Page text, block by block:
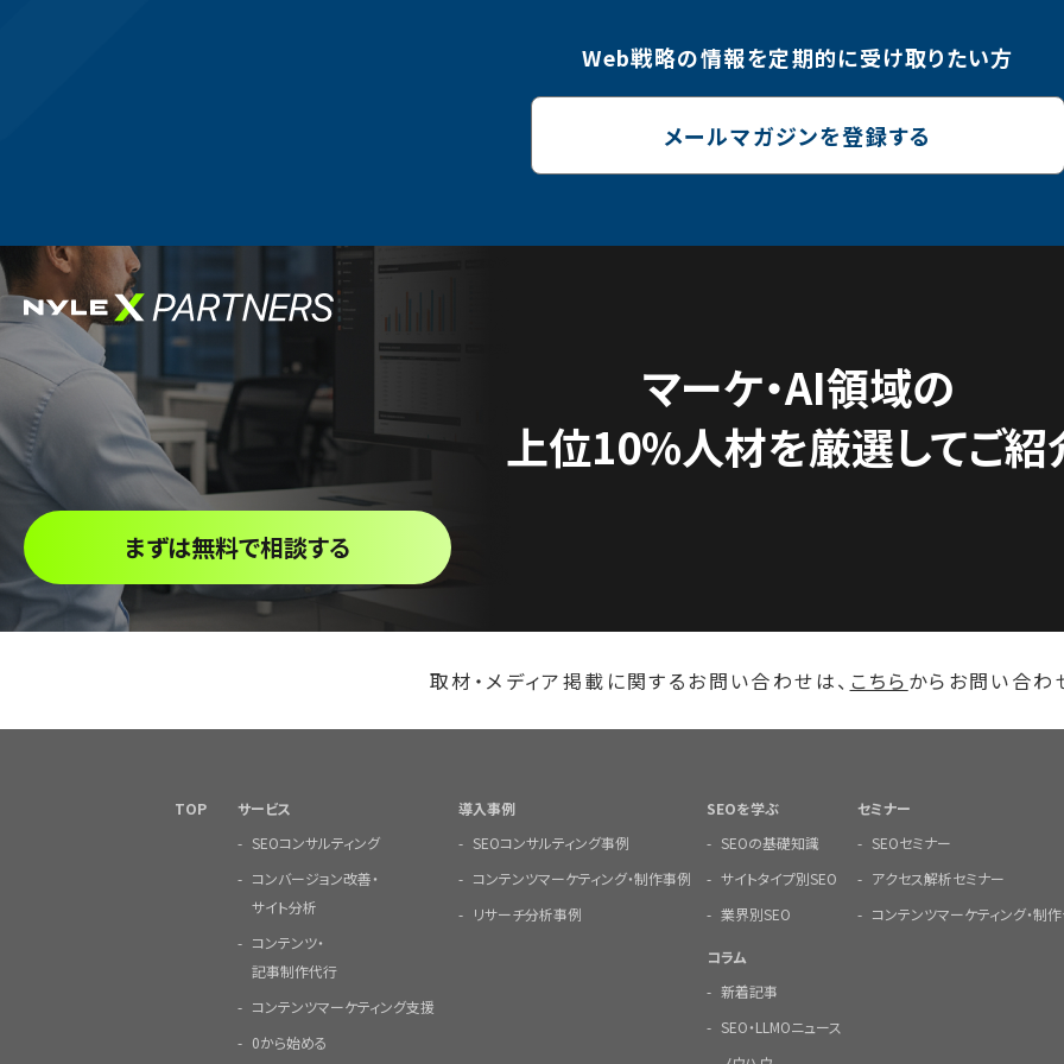
Web戦略の情報を定期的に受け取りたい方
メールマガジンを登録する
マーケ・AI領域の
上位10%人材を厳選してご紹
まずは無料で相談する
取材・メディア掲載に関するお問い合わせは、 こちら からお問い合わ
TOP
サービス
SEOコンサルティング
コンバージョン改善・
サイト分析
コンテンツ・
記事制作代行
コンテンツマーケティング支援
0から始める
導入事例
SEOコンサルティング事例
コンテンツマーケティング・制作事例
リサーチ分析事例
SEOを学ぶ
SEOの基礎知識
サイトタイプ別SEO
業界別SEO
コラム
新着記事
SEO・LLMOニュース
セミナー
SEOセミナー
アクセス解析セミナー
コンテンツマーケティング・制